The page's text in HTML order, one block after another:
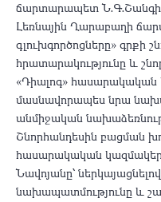
ճարտարապետ
Լեռնային Ղարաբաղի
գլուխգործոցները» գրքի
հրատարակությունը և
«Դիալոգ» հասարակական
մասնավորապես նրա
անմիջական
Շնորհանդեսին բացման
հասարակական
Նավոյանը՝
նախապատմությունը և